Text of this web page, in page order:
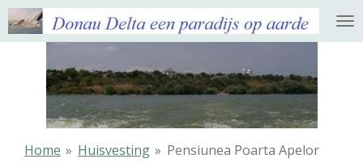
Ga
direct
hoofdinhoud
Home » Huisvesting » Pensiunea Poarta Apelor